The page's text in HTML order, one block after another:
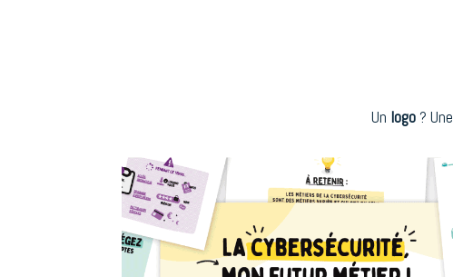
Un logo ? Une